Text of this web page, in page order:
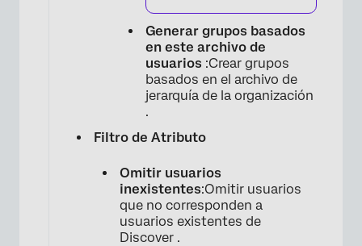
Generar grupos basados ​​
en este archivo de
usuarios :Crear grupos
basados ​​en el archivo de
jerarquía de la organización
.
Filtro de Atributo
Omitir usuarios
inexistentes:Omitir usuarios
que no corresponden a
usuarios existentes de
Discover .